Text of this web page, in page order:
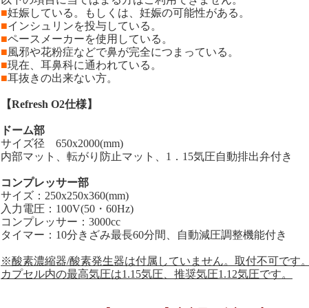
■妊娠している。もしくは、妊娠の可能性がある。
■インシュリンを投与している。
■ペースメーカーを使用している。
■風邪や花粉症などで鼻が完全につまっている。
■現在、耳鼻科に通われている。
■耳抜きの出来ない方。
【Refresh O2仕様】
ドーム部
サイズ径 650x2000(mm)
内部マット、転がり防止マット、1．15気圧自動排出弁付き
コンプレッサー部
サイズ：250x250x360(mm)
入力電圧：100V(50・60Hz)
コンプレッサー：3000cc
タイマー：10分きざみ最長60分間、自動減圧調整機能付き
※酸素濃縮器/酸素発生器は付属していません。取付不可です
カプセル内の最高気圧は1.15気圧、推奨気圧1.12気圧です。